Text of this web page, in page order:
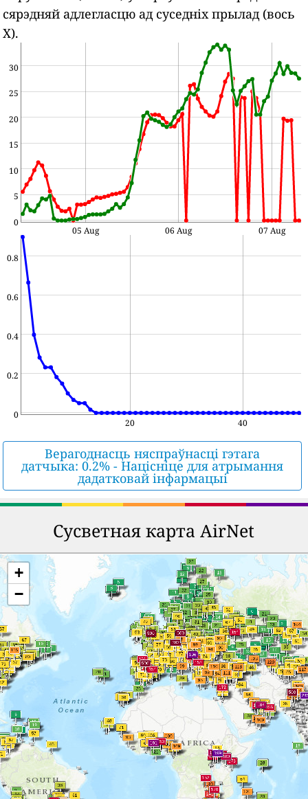
сярэдняй адлегласцю ад суседніх прылад (вось
X).
0
5
10
15
20
25
30
05 Aug 06 Aug 07 Aug
0
0.2
0.4
0.6
0.8
20 40
Верагоднасць няспраўнасці гэтага
датчыка: 0.2% - Націсніце для атрымання
дадатковай інфармацыі
Сусветная карта AirNet
+
−